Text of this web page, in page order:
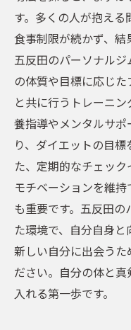
す。多くの人が抱え
食事制限が続かず、結
五反田のパーソナル
の体質や目標に応じ
と共に行うトレーニ
養指導やメンタルサ
り、ダイエットの目
た、定期的なチェッ
モチベーションを維
も重要です。五反田
た環境で、自分自身と
新しい自分に出会う
ださい。自分の体と
入れる第一歩です。